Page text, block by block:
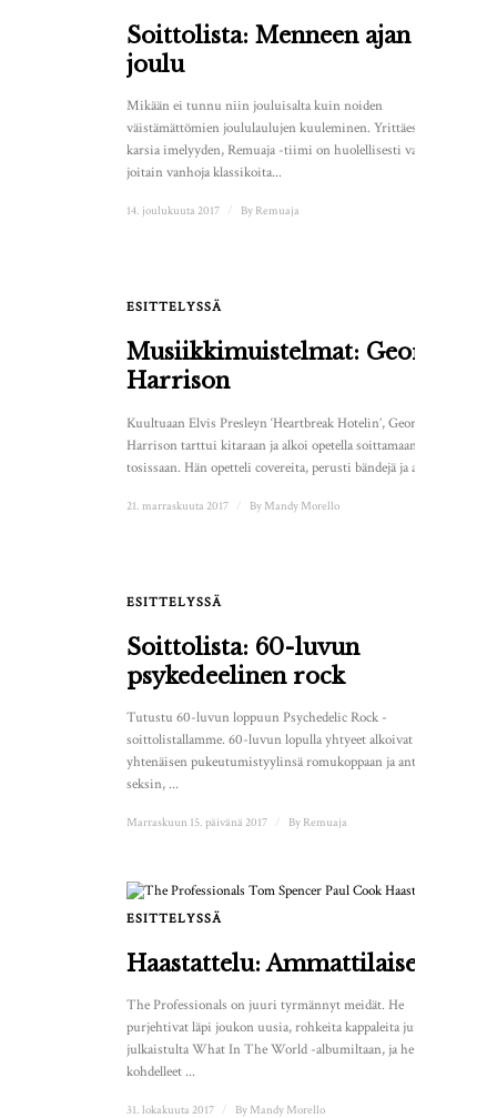
Soittolista: Menneen ajan
joulu
Mikään ei tunnu niin jouluisalta kuin noiden
väistämättömien joululaulujen kuuleminen. Yrittäessään
karsia imelyyden, Remuaja -tiimi on huolellisesti valinnut
joitain vanhoja klassikoita...
14. joulukuuta 2017 By Remuaja
ESITTELYSSÄ
Musiikkimuistelmat: George
Harrison
Kuultuaan Elvis Presleyn ‘Heartbreak Hotelin’, George
Harrison tarttui kitaraan ja alkoi opetella soittamaan
tosissaan. Hän opetteli covereita, perusti bändejä ja alkoi...
21. marraskuuta 2017 By Mandy Morello
ESITTELYSSÄ
Soittolista: 60-luvun
psykedeelinen rock
Tutustu 60-luvun loppuun Psychedelic Rock -
soittolistallamme. 60-luvun lopulla yhtyeet alkoivat heittää
yhtenäisen pukeutumistyylinsä romukoppaan ja antautua
seksin, ...
Marraskuun 15. päivänä 2017 By Remuaja
ESITTELYSSÄ
Haastattelu: Ammattilaiset
The Professionals on juuri tyrmännyt meidät. He
purjehtivat läpi joukon uusia, rohkeita kappaleita juuri
julkaistulta What In The World -albumiltaan, ja he ovat
kohdelleet ...
31. lokakuuta 2017 By Mandy Morello